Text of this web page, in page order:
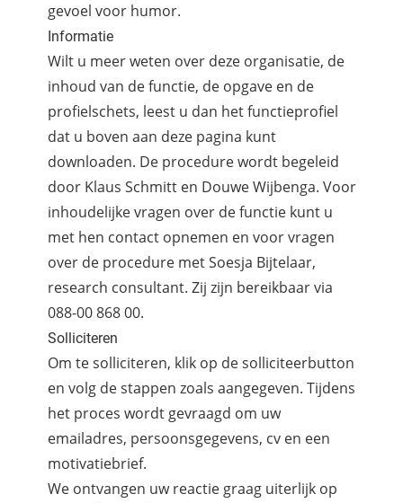
gevoel voor humor.
Informatie
Wilt u meer weten over deze organisatie, de
inhoud van de functie, de opgave en de
profielschets, leest u dan het functieprofiel
dat u boven aan deze pagina kunt
downloaden. De procedure wordt begeleid
door Klaus Schmitt en Douwe Wijbenga. Voor
inhoudelijke vragen over de functie kunt u
met hen contact opnemen en voor vragen
over de procedure met Soesja Bijtelaar,
research consultant. Zij zijn bereikbaar via
088-00 868 00.
Solliciteren
Om te solliciteren, klik op de solliciteerbutton
en volg de stappen zoals aangegeven. Tijdens
het proces wordt gevraagd om uw
emailadres, persoonsgegevens, cv en een
motivatiebrief.
We ontvangen uw reactie graag uiterlijk op